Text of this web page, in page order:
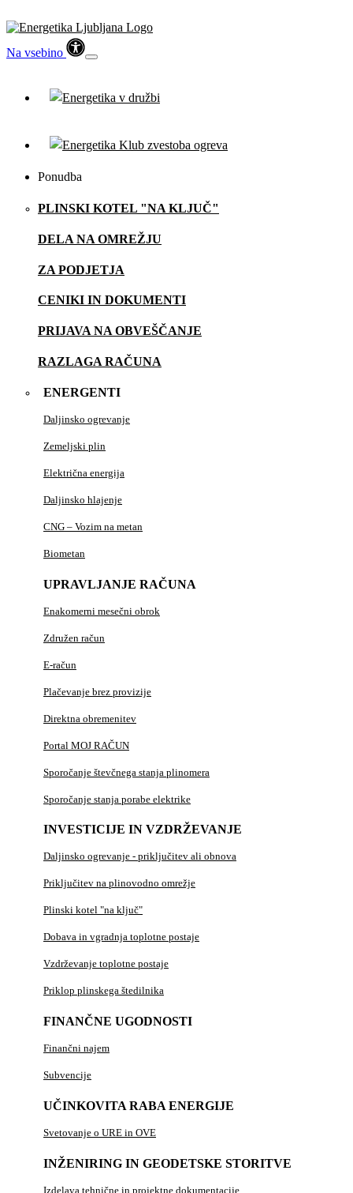
Na vsebino
Ponudba
PLINSKI KOTEL "NA KLJUČ"
DELA NA OMREŽJU
ZA PODJETJA
CENIKI IN DOKUMENTI
PRIJAVA NA OBVEŠČANJE
RAZLAGA RAČUNA
ENERGENTI
Daljinsko ogrevanje
Zemeljski plin
Električna energija
Daljinsko hlajenje
CNG – Vozim na metan
Biometan
UPRAVLJANJE RAČUNA
Enakomerni mesečni obrok
Združen račun
E-račun
Plačevanje brez provizije
Direktna obremenitev
Portal MOJ RAČUN
Sporočanje števčnega stanja plinomera
Sporočanje stanja porabe elektrike
INVESTICIJE IN VZDRŽEVANJE
Daljinsko ogrevanje - priključitev ali obnova
Priključitev na plinovodno omrežje
Plinski kotel "na ključ"
Dobava in vgradnja toplotne postaje
Vzdrževanje toplotne postaje
Priklop plinskega štedilnika
FINANČNE UGODNOSTI
Finančni najem
Subvencije
UČINKOVITA RABA ENERGIJE
Svetovanje o URE in OVE
INŽENIRING IN GEODETSKE STORITVE
Izdelava tehnične in projektne dokumentacije